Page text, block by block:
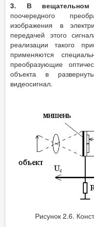
3. В вещательном
поочередного
изображения в
передачей этого
реализации такого
применяются
преобразующие
объекта в
видеосигнал.
Рисунок 2.6.